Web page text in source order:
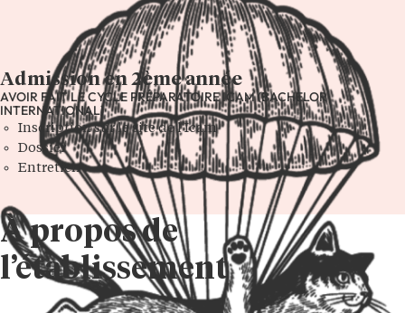
Admission en 2ème année
AVOIR FAIT LE CYCLE PRÉPARATOIRE ICAM (BACHELOR
INTERNATIONAL)
Inscription sur le site de l'Icam
Dossier
Entretien
À propos de
l’établissement